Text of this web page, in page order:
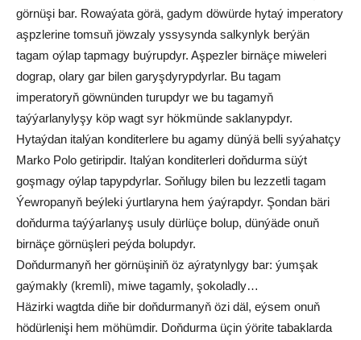
görnüşi bar. Rowaýata görä, gadym döwürde hytaý imperatory
aşpzlerine tomsuň jöwzaly yssysynda salkynlyk berýän
tagam oýlap tapmagy buýrupdyr. Aşpezler birnäçe miweleri
dograp, olary gar bilen garyşdyrypdyrlar. Bu tagam
imperatoryň göwnünden turupdyr we bu tagamyň
taýýarlanylyşy köp wagt syr hökmünde saklanypdyr.
Hytaýdan italýan konditerlere bu agamy dünýä belli syýahatçy
Marko Polo getiripdir. Italýan konditerleri doňdurma süýt
goşmagy oýlap tapypdyrlar. Soňlugy bilen bu lezzetli tagam
Ýewropanyň beýleki ýurtlaryna hem ýaýrapdyr. Şondan bäri
doňdurma taýýarlanyş usuly dürlüçe bolup, dünýäde onuň
birnäçe görnüşleri peýda bolupdyr.
Doňdurmanyň her görnüşiniň öz aýratynlygy bar: ýumşak
gaýmakly (kremli), miwe tagamly, şokoladly…
Häzirki wagtda diňe bir doňdurmanyň özi däl, eýsem onuň
hödürlenişi hem möhümdir. Doňdurma üçin ýörite tabaklarda